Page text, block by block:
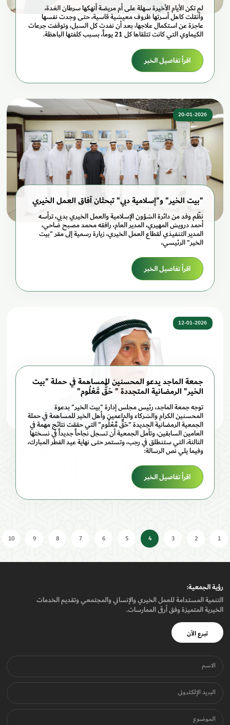
لم تكن الأيام الأخيرة سهلة على أم مريضة أنهكها سرطان الغدة،
وأثقلت كاهل أسرتها ظروف معيشية قاسية، حتى وجدت نفسها
عاجزة عن استكمال علاجها، بعد أن نفدت كل السبل، وتوقفت جرعات
الكيماوي التي كانت تتلقاها كل 21 يوماً، بسبب كلفتها الباهظة.
اقرأ تفاصيل الخبر
20-01-2026
"بيت الخير" و"إسلامية دبي" تبحثان آفاق العمل الخيري
نظّم وفد من دائرة الشؤون الإسلامية والعمل الخيري بدبي، ترأسه
أحمد درويش المهيري، المدير العام، رافقه محمد مصبح ضاحي،
المدير التنفيذي لقطاع العمل الخيري، زيارة رسمية إلى مقر "بيت
الخير" الرئيسي،
اقرأ تفاصيل الخبر
12-01-2026
جمعة الماجد يدعو المحسنين للمساهمة في حملـة "بيت
الخير" الرمضانية المتجددة " حَقٌّ مَّعْلُوم"
توجه جمعة الماجد، رئيس مجلس إدارة "بيت الخير" بدعوة
المحسنين الكرام والشركاء والداعمين وأهل الخير للمساهمة في حملة
الجمعية الرمضانية الجديدة "حَقٌّ مَّعْلُوم" التي حققت نتائج مهمة في
العامين السابقين، وتأمل الجمعية أن تسجل نجاحاً جديداً في نسختها
الثالثة، التي ستنطلق في رجب، وتستمر حتى نهاية عيد الفطر المبارك،
وفيما يلي نص الرسالة:
اقرأ تفاصيل الخبر
1
2
3
4
5
6
7
8
9
10
رؤيـة الجمعيـة:
التنمية المستدامة للعمل الخيري والإنساني والمجتمعي وتقديم الخدمات
الخيرية المتميزة وفق أرقى الممارسات.
تبرع الآن
الاسم
البريد الإلكتروني
الموضوع